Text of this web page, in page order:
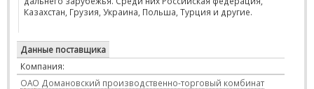
Казахстан, Грузия, Украина, Польша, Турция и другие.
Данные поставщика
Компания:
ОАО Домановский производственно-торговый комбинат